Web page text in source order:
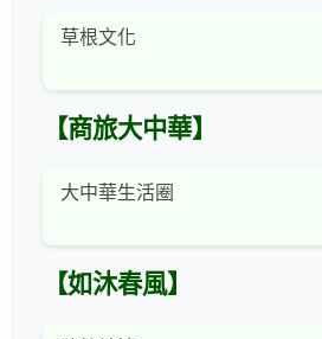
草根文化
【商旅大中華】
大中華生活圈
【如沐春風】